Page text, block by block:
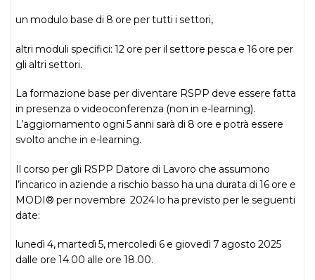
un modulo base di 8 ore per tutti i settori,
altri moduli specifici: 12 ore per il settore pesca e 16 ore per
gli altri settori.
La formazione base per diventare RSPP deve essere fatta
in presenza o videoconferenza (non in e-learning).
L’aggiornamento ogni 5 anni sarà di 8 ore e potrà essere
svolto anche in e-learning.
Il corso per gli RSPP Datore di Lavoro che assumono
l’incarico in aziende a rischio basso ha una durata di 16 ore e
MODI® per novembre 2024 lo ha previsto per le seguenti
date:
lunedì 4, martedì 5, mercoledì 6 e giovedì 7 agosto 2025
dalle ore 14.00 alle ore 18.00.